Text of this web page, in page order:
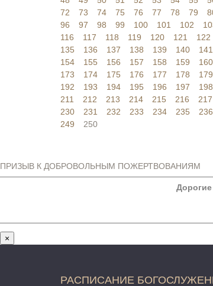
72
73 74 75 76 77 78 79
96
97 98 99 100 101 102
116
117 118 119 120 121 122
135
136 137 138 139 140 141
154
155 156 157 158 159 160
173
174 175 176 177 178 179
192
193 194 195 196 197 198
211
212 213 214 215 216 217
230
231 232 233 234 235 236
249
250
ПРИЗЫВ К ДОБРОВОЛЬНЫМ ПОЖЕРТВОВАНИЯМ
×
РАСПИСАНИЕ